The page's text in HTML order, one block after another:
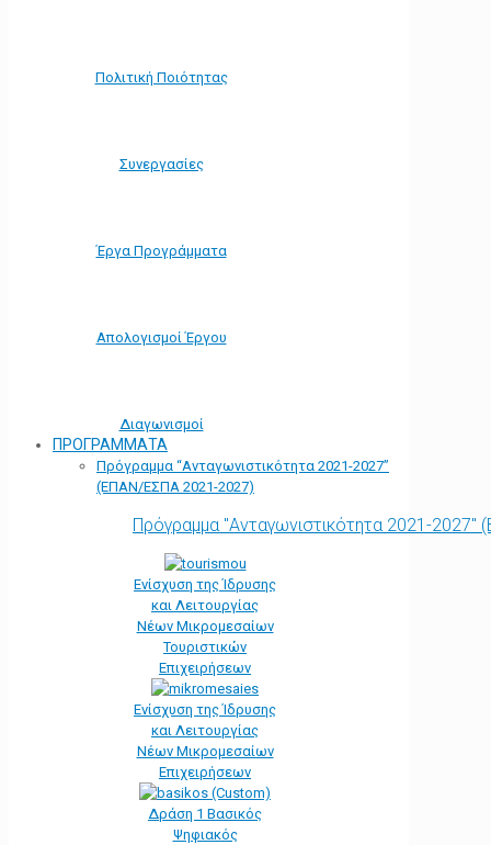
Πολιτική Ποιότητας
Συνεργασίες
Έργα Προγράμματα
Απολογισμοί Έργου
Διαγωνισμοί
ΠΡΟΓΡΑΜΜΑΤΑ
Πρόγραμμα “Ανταγωνιστικότητα 2021-2027”
(ΕΠΑΝ/ΕΣΠΑ 2021-2027)
Πρόγραμμα "Ανταγωνιστικότητα 2021-
Ενίσχυση της Ίδρυσης
και Λειτουργίας
Νέων Μικρομεσαίων
Τουριστικών
Επιχειρήσεων
Ενίσχυση της Ίδρυσης
και Λειτουργίας
Νέων Μικρομεσαίων
Επιχειρήσεων
Δράση 1 Βασικός
Ψηφιακός